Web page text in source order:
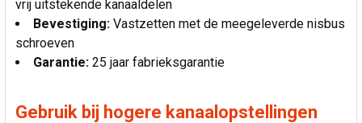
vrij uitstekende kanaaldelen
Bevestiging: Vastzetten met de meegeleverde nisbus
schroeven
Garantie: 25 jaar fabrieksgarantie
Gebruik bij hogere kanaalopstellingen